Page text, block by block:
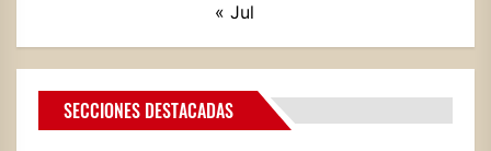
« Jul
SECCIONES DESTACADAS